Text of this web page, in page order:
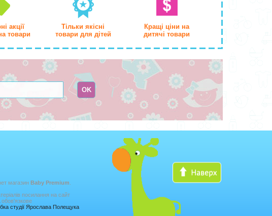
акції
товари
Тільки якісні
товари для дітей
Кращі ціни на
дитячі товари
магазин Baby Premium
посилання на сайт
обов'язкове
студії Ярослава Полещука